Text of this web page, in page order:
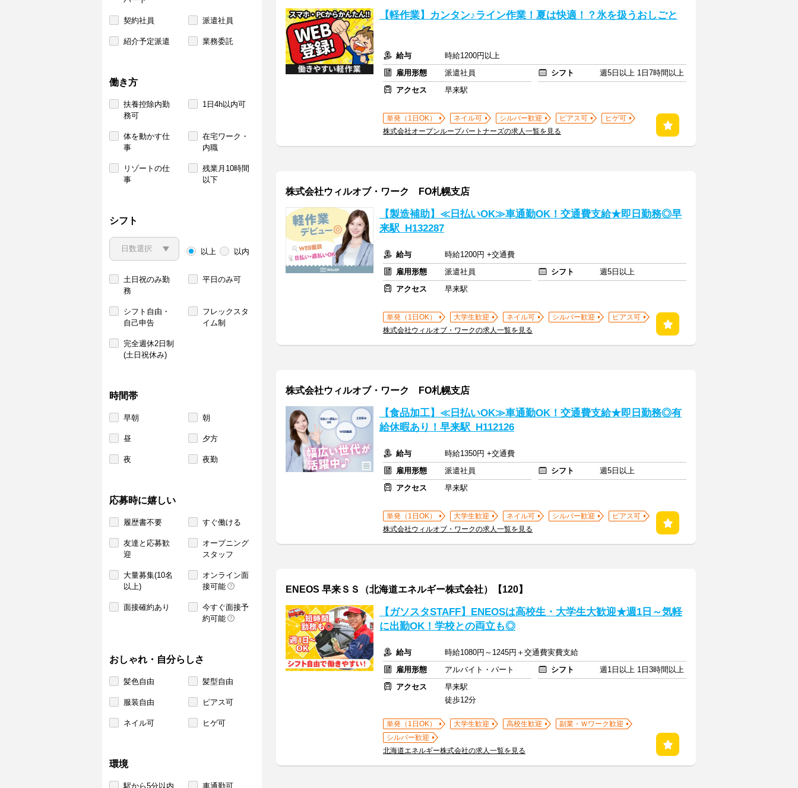
契約社員 派遣社員
紹介予定派遣 業務委託
働き方
扶養控除内勤
務可
1日4h以内可
体を動かす仕
事
在宅ワーク・
内職
リゾートの仕
事
残業月10時間
以下
シフト
以上 以内
土日祝のみ勤
務
平日のみ可
シフト自由・
自己申告
フレックスタ
イム制
完全週休2日制
(土日祝休み)
時間帯
早朝 朝
昼 夕方
夜 夜勤
応募時に嬉しい
履歴書不要 すぐ働ける
友達と応募歓
迎
オープニング
スタッフ
大量募集(10名
以上)
オンライン面
接可能
面接確約あり
今すぐ面接予
約可能
おしゃれ・自分らしさ
髪色自由 髪型自由
服装自由 ピアス可
ネイル可 ヒゲ可
環境
駅から5分以内 車通勤可
【軽作業】カンタン♪ライン作業！夏は快適！？氷を扱うおしごと
給与
時給1200円以上
雇用形態
派遣社員 シフト
週5日以上 1日7時間以上
アクセス
早来駅
単発（1日OK） ネイル可 シルバー歓迎 ピアス可
ヒゲ可
株式会社オープンループパートナーズの求人一覧を見る
株式会社ウィルオブ・ワーク FO札幌支店
【製造補助】≪日払いOK≫車通勤OK！交通費支給★即日勤務◎早
来駅_H132287
給与
時給1200円 +交通費
雇用形態
派遣社員 シフト
週5日以上
アクセス
早来駅
単発（1日OK） 大学生歓迎 ネイル可 シルバー歓迎
ピアス可
株式会社ウィルオブ・ワークの求人一覧を見る
株式会社ウィルオブ・ワーク FO札幌支店
【食品加工】≪日払いOK≫車通勤OK！交通費支給★即日勤務◎有
給休暇あり！早来駅_H112126
給与
時給1350円 +交通費
雇用形態
派遣社員 シフト
週5日以上
アクセス
早来駅
単発（1日OK） 大学生歓迎 ネイル可 シルバー歓迎
ピアス可
株式会社ウィルオブ・ワークの求人一覧を見る
ENEOS 早来ＳＳ（北海道エネルギー株式会社）【120】
【ガソスタSTAFF】ENEOSは高校生・大学生大歓迎★週1日～気軽
に出勤OK！学校との両立も◎
給与
時給1080円～1245円＋交通費実費支給
雇用形態
アルバイト・パート シフト
週1日以上 1日3時間以上
アクセス
早来駅
徒歩12分
単発（1日OK） 大学生歓迎 高校生歓迎
副業・Ｗワーク歓迎
シルバー歓迎
北海道エネルギー株式会社の求人一覧を見る